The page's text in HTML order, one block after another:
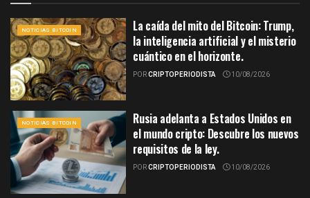
NOTICIAS BITCOIN
La caída del mito del Bitcoin: Trump,
la inteligencia artificial y el misterio
cuántico en el horizonte.
PORCRIPTOPERIODISTA 10/08/2026
NOTICIAS BITCOIN
Rusia adelanta a Estados Unidos en
el mundo cripto: Descubre los nuevos
requisitos de la ley.
PORCRIPTOPERIODISTA 10/08/2026